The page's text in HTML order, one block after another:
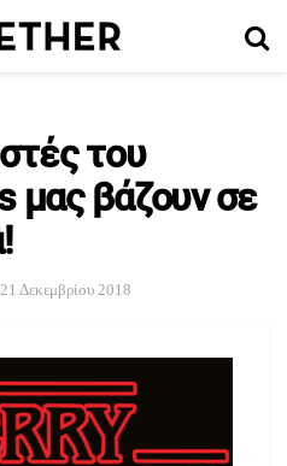
του
μας βάζουν σε
21 Δεκεμβρίου 2018